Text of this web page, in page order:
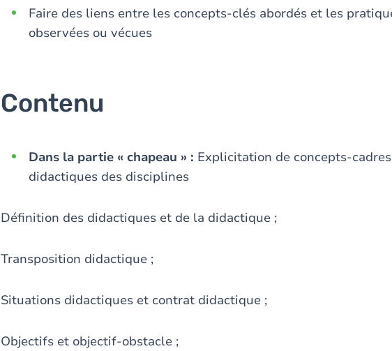
Faire des liens entre les concepts-clés abordés et les
observées ou vécues
Contenu
Dans la partie « chapeau » : Explicitation de concepts-
didactiques des disciplines
Définition des didactiques et de la didactique ;
Transposition didactique ;
Situations didactiques et contrat didactique ;
Objectifs et objectif-obstacle ;